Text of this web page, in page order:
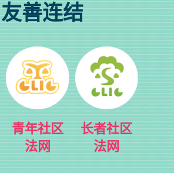
友善连结
青年社区
法网
长者社区
法网